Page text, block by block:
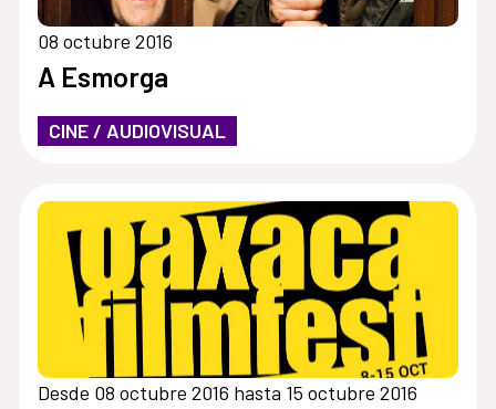
08 octubre 2016
A Esmorga
CINE / AUDIOVISUAL
Desde 08 octubre 2016 hasta 15 octubre 2016